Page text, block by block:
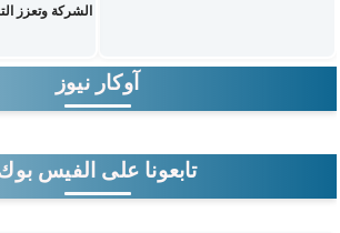
الشركة وتعزز
آوكار نيوز
تابعونا على الفيس